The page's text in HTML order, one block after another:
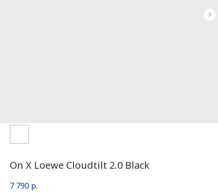
On X Loewe Cloudtilt 2.0 Black
7 790 р.